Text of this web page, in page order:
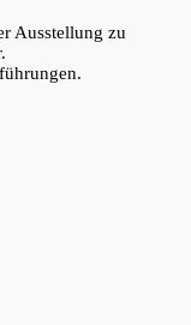
Ausstellung zu